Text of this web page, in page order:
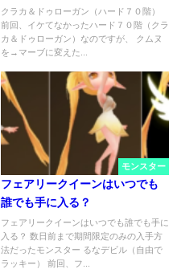
クラカ＆ドゥローガン（ハード７０階）
前回、イケてなかったハード７０階（クラ
カ＆ドゥローガン）なのですが、 クムヌ
を→マーブに変えた...
モンスター
フェアリークイーンはいつでも
誰でも手に入る？
フェアリークイーンはいつでも誰でも手に
入る？ 数日前まで期間限定のみの入手方
法だったモンスター るなデビル（自由で
ラッキー） 前回、フ...